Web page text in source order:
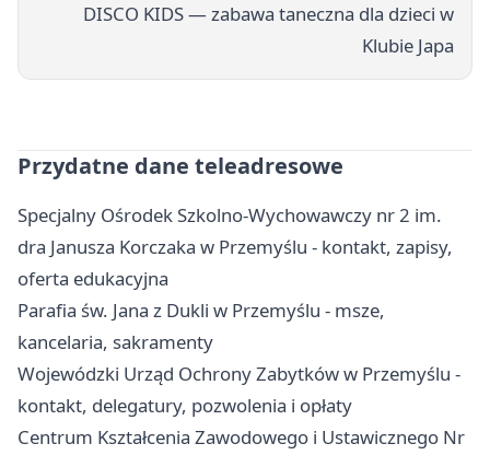
DISCO KIDS — zabawa taneczna dla dzieci w
Klubie Japa
Przydatne dane teleadresowe
Specjalny Ośrodek Szkolno-Wychowawczy nr 2 im.
dra Janusza Korczaka w Przemyślu - kontakt, zapisy,
oferta edukacyjna
Parafia św. Jana z Dukli w Przemyślu - msze,
kancelaria, sakramenty
Wojewódzki Urząd Ochrony Zabytków w Przemyślu -
kontakt, delegatury, pozwolenia i opłaty
Centrum Kształcenia Zawodowego i Ustawicznego Nr